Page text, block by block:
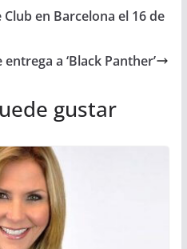
en Barcelona el 16 de
a ‘Black Panther’
gustar